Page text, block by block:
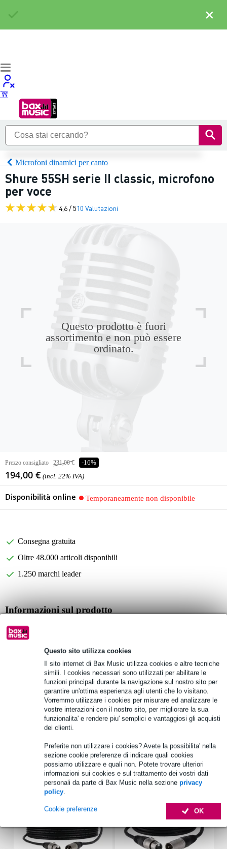
Questo sito utilizza cookies
Il sito internet di Bax Music utilizza cookies e altre tecniche
simili. I cookies necessari sono utilizzati per abilitare le
funzioni principali durante la navigazione sul nostro sito per
garantire un'ottima esperienza agli utenti che lo visitano.
Vorremmo utilizzare i cookies per misurare ed analizzare le
vostre interazioni con il nostro sito, per migliorare la sua
funzionalita' e rendere piu' semplici e vantaggiosi gli acquisti
dei clienti.
Preferite non utilizzare i cookies? Avete la possibilita' nella
sezione cookie preferenze di indicare quali cookies
possiamo utilizzare e quali non. Potete trovare ulteriori
informazioni sui cookies e sul trattamento dei vostri dati
personali da parte di Bax Music nella sezione privacy
policy.
OK
Cookie preferenze
Microfoni dinamici per canto
Shure 55SH serie II classic, microfono
per voce
4,6 / 510 Valutazioni
Questo prodotto è fuori
assortimento e non può essere
ordinato.
Prezzo consigliato 231,00 € -16%
194,00 € (incl. 22% IVA)
Disponibilità online Temporaneamente non disponibile
Consegna gratuita
Oltre 48.000 articoli disponibili
1.250 marchi leader
Informazioni sul prodotto
design vintage tipico degli anni 50
range di frequenza ottimizzato per una riproduzione naturale di
voce e canto
range di frequenza: 50 Hz - 15.000 Hz
Specifiche complete
Vedi anche (4)
Accessori (19)
×